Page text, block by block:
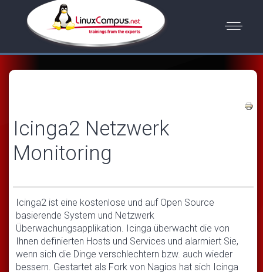
Icinga2 Netzwerk
Monitoring
Icinga2 ist eine kostenlose und auf Open Source
basierende System und Netzwerk
Überwachungsapplikation. Icinga überwacht die von
Ihnen definierten Hosts und Services und alarmiert Sie,
wenn sich die Dinge verschlechtern bzw. auch wieder
bessern. Gestartet als Fork von Nagios hat sich Icinga